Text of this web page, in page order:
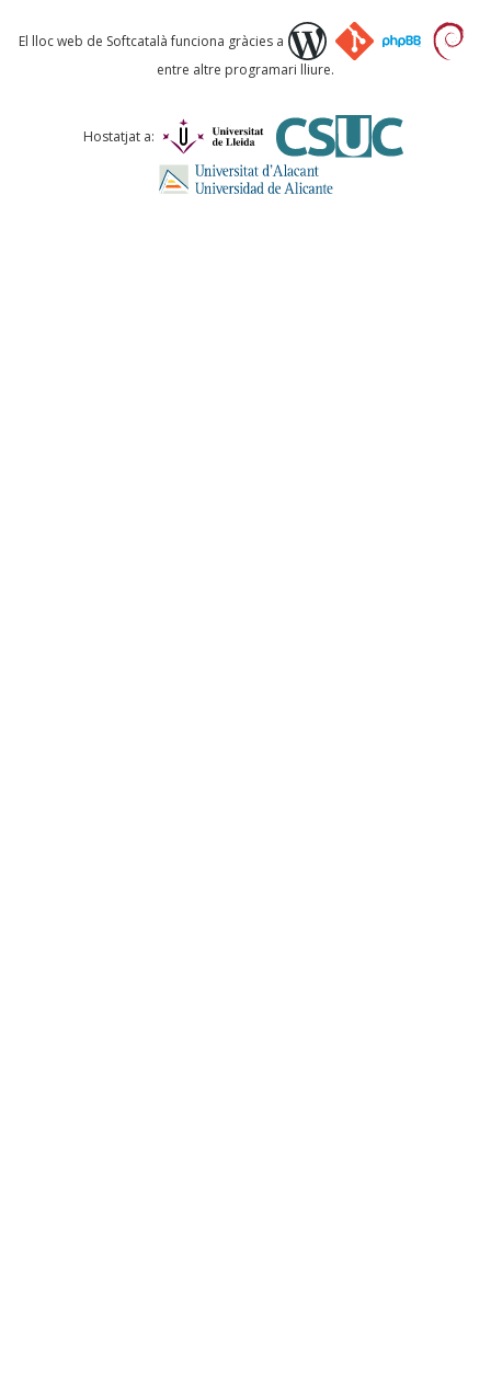
Què proposeu?
Comentari *
El lloc web de Softcatalà funciona gràcies a
entre altre programari lliure.
Hostatjat a: